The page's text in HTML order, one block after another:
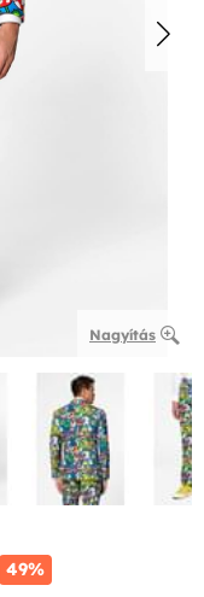
Nagyítás
49%